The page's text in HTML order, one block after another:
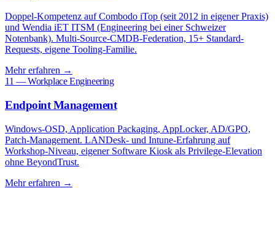
Doppel-Kompetenz auf Combodo iTop (seit 2012 in eigener Praxis)
und Wendia iET ITSM (Engineering bei einer Schweizer
Notenbank). Multi-Source-CMDB-Federation, 15+ Standard-
Requests, eigene Tooling-Familie.
Mehr erfahren →
11 — Workplace Engineering
Endpoint Management
Windows-OSD, Application Packaging, AppLocker, AD/GPO,
Patch-Management. LANDesk- und Intune-Erfahrung auf
Workshop-Niveau, eigener Software Kiosk als Privilege-Elevation
ohne BeyondTrust.
Mehr erfahren →